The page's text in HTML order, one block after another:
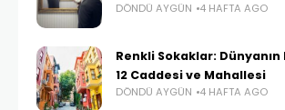
DÖNDÜ AYGÜN 4 HAFTA AGO
Renkli Sokaklar: Dünyanın
12 Caddesi ve Mahallesi
DÖNDÜ AYGÜN 4 HAFTA AGO